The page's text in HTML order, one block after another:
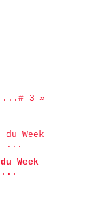
3
Week
...